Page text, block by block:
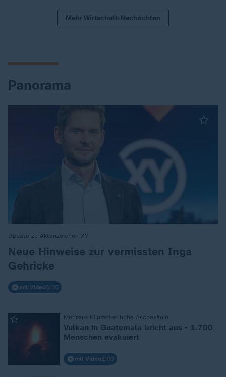
Mehr Wirtschaft-Nachrichten
Panorama
Update zu Aktenzeichen XY
:
Neue Hinweise zur vermissten Inga
Gehricke
mit Video5:05
Mehrere Kilometer hohe Aschesäule
:
Vulkan in Guatemala bricht aus - 1.700
Menschen evakuiert
mit Video 1:09